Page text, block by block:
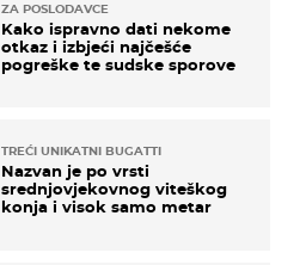
ZA POSLODAVCE
Kako ispravno dati nekome
otkaz i izbjeći najčešće
pogreške te sudske sporove
TREĆI UNIKATNI BUGATTI
Nazvan je po vrsti
srednjovjekovnog viteškog
konja i visok samo metar